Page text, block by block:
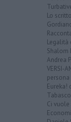
Lo
Legalità
Shalom
Andrea
VERSI-
persona
Eureka!
Ci